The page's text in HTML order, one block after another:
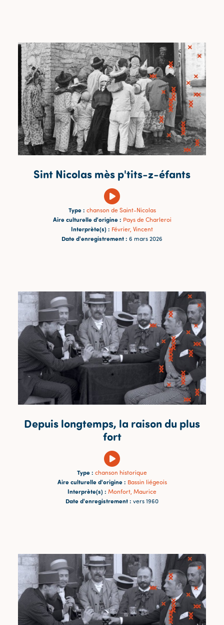
Sint Nicolas mès p'tits-z-éfants
Type : chanson de Saint-Nicolas
Aire culturelle d'origine : Pays de Charleroi
Interprète(s) : Février, Vincent
Date d'enregistrement : 6 mars 2026
Depuis longtemps, la raison du plus
fort
Type : chanson historique
Aire culturelle d'origine : Bassin liégeois
Interprète(s) : Monfort, Maurice
Date d'enregistrement : vers 1960